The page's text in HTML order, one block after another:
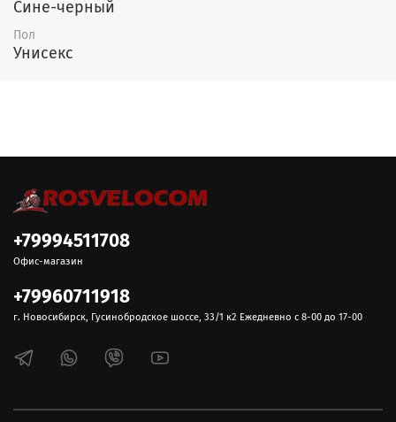
Сине-черный
Пол
Унисекс
+79994511708
Офис-магазин
+79960711918
г. Новосибирск, Гусинобродское шоссе, 33/1 к2 Ежедневно с 8-00 до 17-00